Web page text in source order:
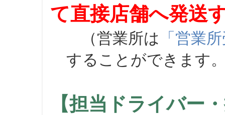
て直接店舗へ発送
（営業所は 「営業
することができます
【担当ドライバー